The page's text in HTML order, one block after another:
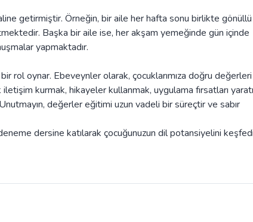
getirmiştir. Örneğin, bir aile her hafta sonu birlikte gönüllü
Başka bir aile ise, her akşam yemeğinde gün içinde
yapmaktadır.
rol oynar. Ebeveynler olarak, çocuklarımıza doğru değerleri
kurmak, hikayeler kullanmak, uygulama fırsatları
değerler eğitimi uzun vadeli bir süreçtir ve sabır
dersine katılarak çocuğunuzun dil potansiyelini